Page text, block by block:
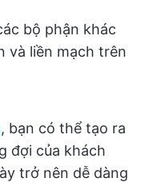
bộ phận khác
và liền mạch trên
, bạn có thể tạo ra
đợi của khách
trở nên dễ dàng